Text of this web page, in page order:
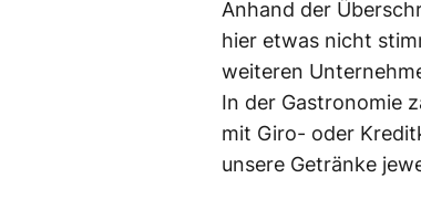
Anhand der
hier etwas nicht
weiteren
In der Gastronomie
mit Giro- oder
unsere Getränke